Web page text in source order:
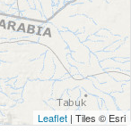
Leaflet | Tiles © Esri